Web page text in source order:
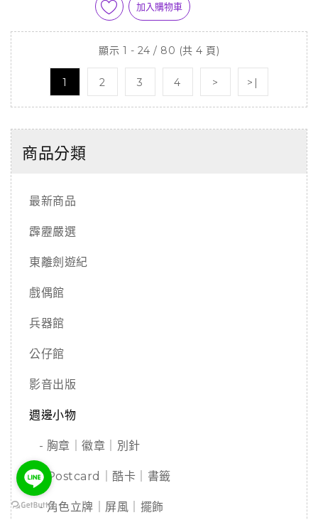
加入購物車
顯示 1 - 24 / 80 (共 4 頁)
1 2 3 4 > >|
商品分類
最新商品
霹靂嚴選
東離劍遊紀
戲偶館
兵器館
公仔館
影音出版
週邊小物
- 胸章｜徽章｜別針
- Postcard｜酷卡｜書籤
- 角色立牌｜屏風｜擺飾